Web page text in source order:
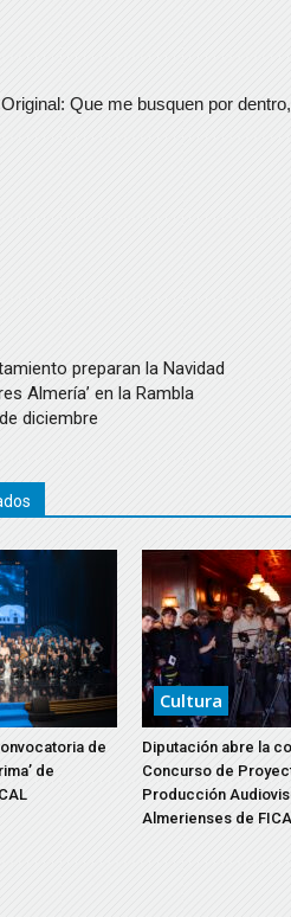
Que me busquen por
preparan la Navidad
Almería’ en la Rambla
diciembre
de
de
Cultura
Diputación abre la
Concurso de
Producción
Almerienses de